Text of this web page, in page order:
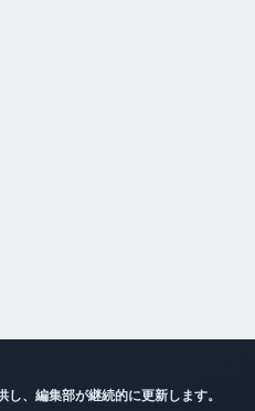
、編集部が継続的に更新します。